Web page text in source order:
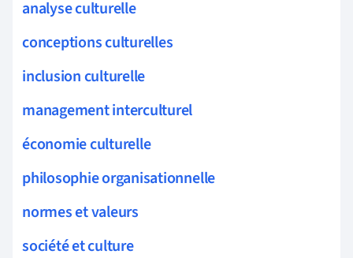
analyse culturelle
conceptions culturelles
inclusion culturelle
management interculturel
économie culturelle
philosophie organisationnelle
normes et valeurs
société et culture